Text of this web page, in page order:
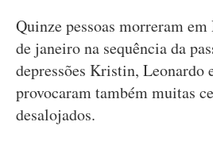
Quinze pessoas morreram
de janeiro na sequência da
depressões Kristin, Leonardo
provocaram também muitas
desalojados.